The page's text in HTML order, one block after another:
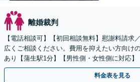
離婚裁判
【電話相談可】【初回相談無料】慰謝料請求
広くご相談ください。費用を抑えたい方向け
あり【蒲生駅1分】【男性側・女性側に対応】
【休日・夜間面談可能】
料金表を見る